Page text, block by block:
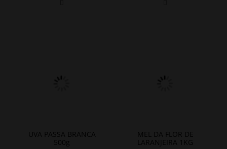
UVA PASSA BRANCA
500g
MEL DA FLOR DE
LARANJEIRA 1KG